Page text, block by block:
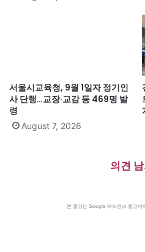
서울시교육청, 9월 1일자 정기인
사 단행…교장·교감 등 469명 발
령
August 7, 2026
의견 남
본 광고는 Google 애드센스 광고이